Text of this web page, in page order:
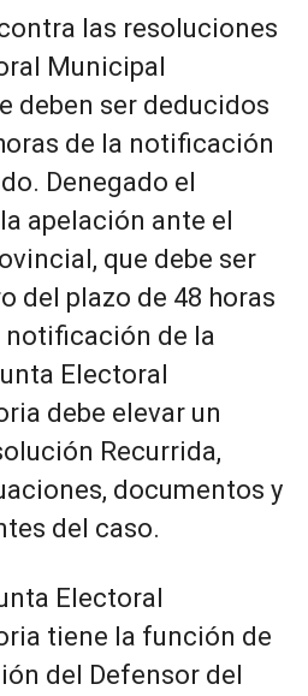
las resoluciones
Municipal
deben ser deducidos
de la notificación
Denegado el
apelación ante el
que debe ser
del plazo de 48 horas
notificación de la
Electoral
debe elevar un
Recurrida,
documentos y
del caso.
Electoral
tiene la función de
del Defensor del